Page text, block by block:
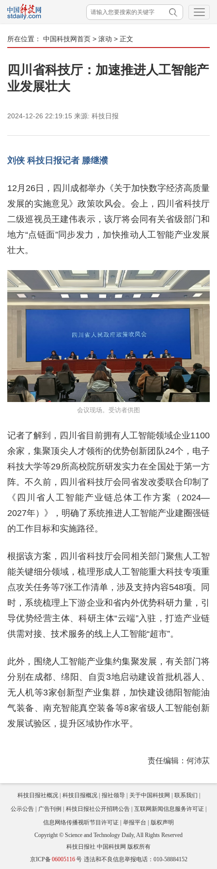
所在位置： 中国科技网首页 > 滚动 > 正文
四川省科技厅：加速推进人工智能产
业发展壮大
2024-12-26 22:19:15 来源: 科技日报
刘侠 科技日报记者 滕继濮
12月26日，四川成都举办《关于加快数字经济高质量
发展的实施意见》政策吹风会。会上，四川省科技厅
二级巡视员王建伟表示，该厅将会同有关省级部门和
地方“点链面”同步发力，加快推动人工智能产业发展
壮大。
会议现场。受访者供图
记者了解到，四川省目前拥有人工智能领域企业1100
余家，集聚顶尖人才领衔的优势创新团队24个，电子
科技大学等29所高校院所研发实力在全国处于第一方
阵。不久前，四川省科技厅会同省发改委联合印制了
《四川省人工智能产业链总体工作方案（2024—
2027年）》，明确了系统推进人工智能产业建圈强链
的工作目标和实施路径。
根据该方案，四川省科技厅会同相关部门聚焦人工智
能关键细分领域，梳理形成人工智能重大科技专项重
点攻关任务等7张工作清单，涉及支持内容548项。同
时，系统梳理上下游企业和省内外优势科研力量，引
导优势经营主体、科研主体“云端”入驻，打造产业链
供需对接、技术服务的线上人工智能“超市”。
此外，围绕人工智能产业集约集聚发展，有关部门将
分别在成都、绵阳、自贡3地启动建设首批机器人、
无人机等3家创新型产业集群，加快建设德阳智能油
气装备、南充智能真空装备等8家省级人工智能创新
发展试验区，提升区域协作水平。
责任编辑：何沛苁
科技日报社概况 科技日报概况 报社领导 关于中国科技网
联系我们
公示公告
广告刊例 科技日报社公开招聘公告
互联网新闻信息服务许可证
信息网络传播视听节目许可证
举报平台
版权声明
Copyright © Science and Technology Daily, All Rights Reserved
科技日报社 中国科技网 版权所有
京ICP备06005116号 违法和不良信息举报电话：010-58884152